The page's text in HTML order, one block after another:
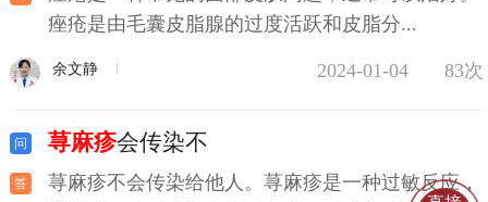
痤疮是由毛囊皮脂腺的过度活跃和皮脂分...
余文静 2024-01-04 83次
荨麻疹会传染不
荨麻疹不会传染给他人。荨麻疹是一种过敏反应，